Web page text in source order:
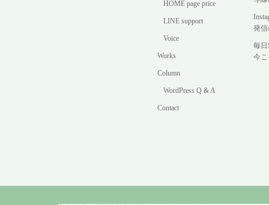
HOME page price
LINE support
Voice
Works
Column
WordPress Q & A
Contact
発
毎日
今